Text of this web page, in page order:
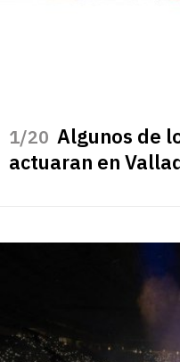
/20 Algunos de
actuaran en